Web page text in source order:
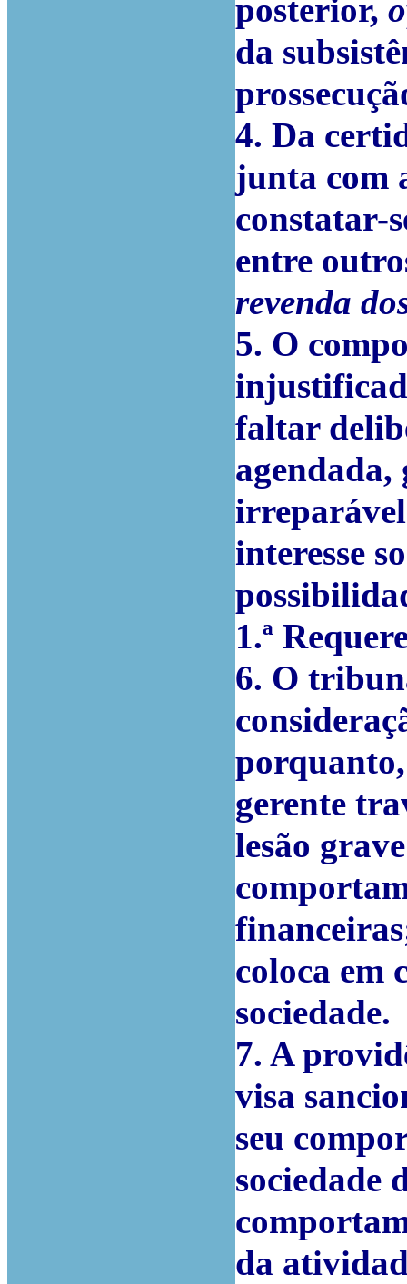
posterior, o
da
4. Da
junta com
constatar-
entre
revenda
5. O
faltar
interesse
1.ª
6. O
gerente
lesão
coloca em
sociedade.
7. A
visa
seu
sociedade
da